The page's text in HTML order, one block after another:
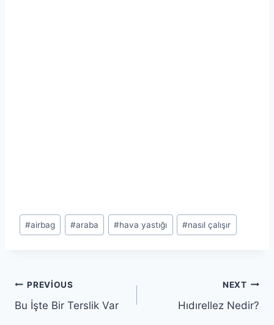
Post
Tags:
#airbag #araba #hava yastığı #nasıl çalışır
Yazı
gezinmesi
PREVIOUS
Bu İşte Bir Terslik Var
NEXT
Hıdırellez Nedir?